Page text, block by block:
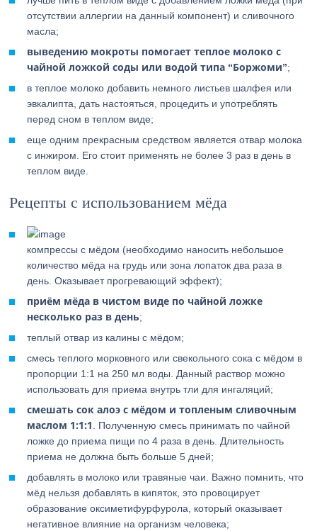
отсутствии аллергии на данный компонент) и сливочного
масла;
выведению мокроты помогает теплое молоко с
чайной ложкой соды или водой типа “Боржоми”;
в теплое молоко добавить немного листьев шалфея или
эвкалипта, дать настояться, процедить и употреблять
перед сном в теплом виде;
еще одним прекрасным средством является отвар молока
с инжиром. Его стоит применять не более 3 раз в день в
теплом виде.
Рецепты с использованием мёда
компрессы с мёдом (необходимо наносить небольшое
количество мёда на грудь или зона лопаток два раза в
день. Оказывает прогревающий эффект);
приём мёда в чистом виде по чайной ложке
несколько раз в день;
теплый отвар из калины с мёдом;
смесь теплого морковного или свекольного сока с мёдом в
пропорции 1:1 на 250 мл воды. Данный раствор можно
использовать для приема внутрь тли для ингаляций;
смешать сок алоэ с мёдом и топленым сливочным
маслом 1:1:1
. Полученную смесь принимать по чайной
ложке до приема пищи по 4 раза в день. Длительность
приема не должна быть больше 5 дней;
добавлять в молоко или травяные чаи. Важно помнить, что
мёд нельзя добавлять в кипяток, это провоцирует
образование оксиметифурфурола, который оказывает
негативное влияние на организм человека;